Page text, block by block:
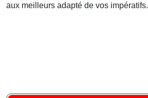
aux meilleurs adapté de vos impératifs.